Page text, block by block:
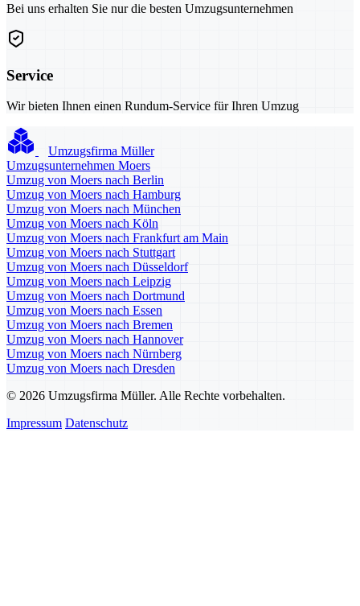
Bei uns erhalten Sie nur die besten Umzugsunternehmen
Service
Wir bieten Ihnen einen Rundum-Service für Ihren Umzug
Umzugsfirma Müller
Umzugsunternehmen Moers
Umzug von Moers nach Berlin
Umzug von Moers nach Hamburg
Umzug von Moers nach München
Umzug von Moers nach Köln
Umzug von Moers nach Frankfurt am Main
Umzug von Moers nach Stuttgart
Umzug von Moers nach Düsseldorf
Umzug von Moers nach Leipzig
Umzug von Moers nach Dortmund
Umzug von Moers nach Essen
Umzug von Moers nach Bremen
Umzug von Moers nach Hannover
Umzug von Moers nach Nürnberg
Umzug von Moers nach Dresden
© 2026 Umzugsfirma Müller. Alle Rechte vorbehalten.
Impressum Datenschutz